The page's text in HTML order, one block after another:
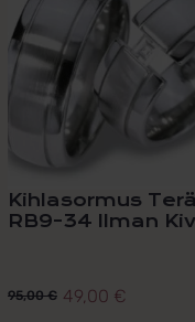
Kihlasormus
RB9-34 Ilman
95,00€
Alkuperäinen
49,00 €
Nykyinen
useampi
muunnelma.
Voit
tehdä
valinnat
tuotteen